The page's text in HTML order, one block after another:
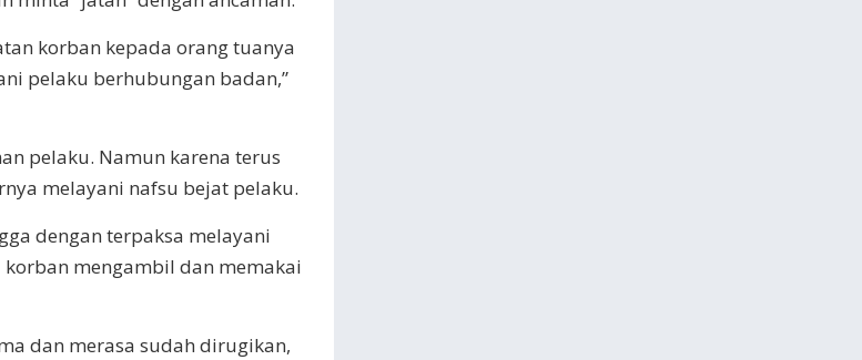
korban kepada orang tuanya
pelaku berhubungan badan,”
pelaku. Namun karena terus
melayani nafsu bejat pelaku.
dengan terpaksa melayani
mengambil dan memakai
dan merasa sudah dirugikan,